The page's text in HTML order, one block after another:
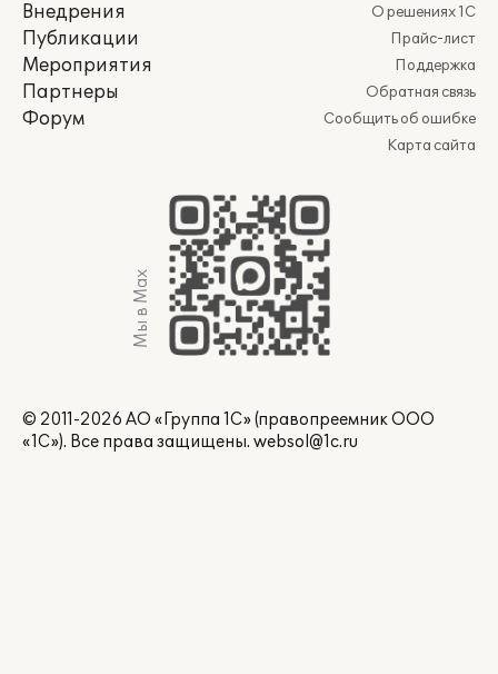
Внедрения
Публикации
Мероприятия
Партнеры
Форум
О решениях 1С
Прайс-лист
Поддержка
Обратная связь
Сообщить об ошибке
Карта сайта
Мы в Max
© 2011-2026 АО «Группа 1С» (правопреемник ООО
«1С»). Все права защищены. websol@1c.ru